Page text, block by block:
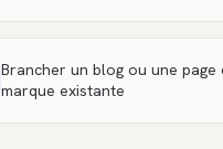
Brancher un blog ou une page
marque existante